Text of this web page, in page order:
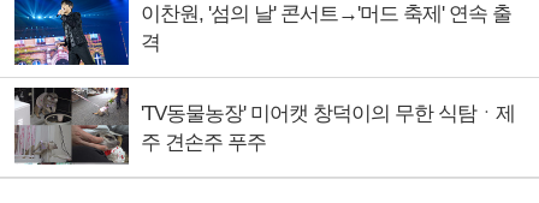
이찬원, '섬의 날' 콘서트→'머드 축제' 연속 출
격
'TV동물농장' 미어캣 창덕이의 무한 식탐ㆍ제
주 견손주 푸주